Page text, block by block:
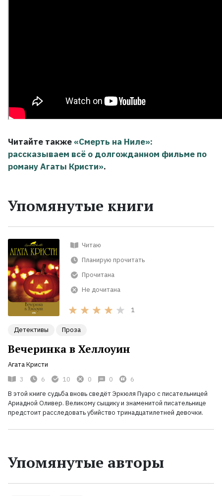
Читайте также «Смерть на Ниле»:
рассказываем всё о долгожданном фильме по
роману Агаты Кристи».
Упомянутые книги
Читаю
Планирую прочитать
Прочитана
Не дочитана
1
Детективы Проза
Вечеринка в Хеллоуин
Агата Кристи
3
6 10 0 0
6
В этой книге судьба вновь сведёт Эркюля Пуаро с писательницей
Ариадной Оливер. Великому сыщику и знаменитой писательнице
предстоит расследовать убийство тринадцатилетней девочки.
Упомянутые авторы